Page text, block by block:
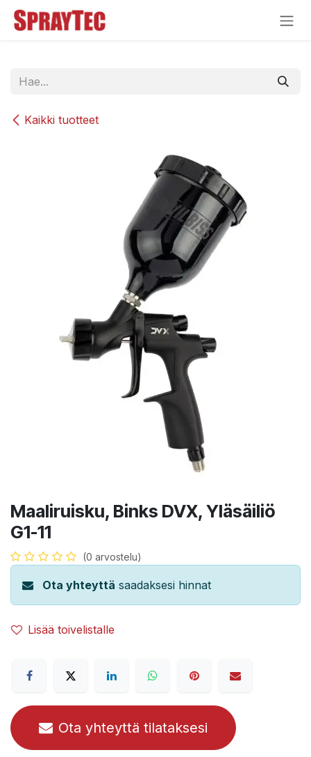
Siirry sisältöön
Kaikki tuotteet
Maaliruisku, Binks DVX, Yläsäiliö
G1-11
(0 arvostelu)
Ota yhteyttä saadaksesi hinnat
Lisää toivelistalle
Ota yhteyttä tilataksesi